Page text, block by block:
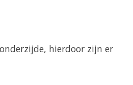
hierdoor zijn er